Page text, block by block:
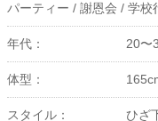
パーティー / 謝恩会 / 学校
年代： 20〜
体型：
スタイル： ひざ